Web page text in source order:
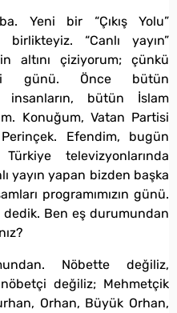
Yeni bir “Çıkış Yolu”
birlikteyiz. “Canlı yayın”
altını çiziyorum; çünkü
günü. Önce bütün
bütün İslam
Konuğum, Vatan Partisi
Efendim, bugün
televizyonlarında
yayın yapan bizden başka
programımızın günü.
Ben eş durumundan
Nöbette değiliz,
değiliz; Mehmetçik
Orhan, Büyük Orhan,